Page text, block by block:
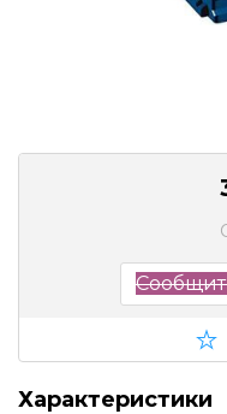
Характеристики